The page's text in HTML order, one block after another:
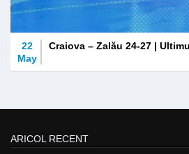
22
May
Craiova – Zalău 24-27 |
ARICOL RECENT